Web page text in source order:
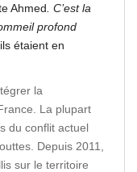
Ahmed . C’est la
profond
étaient en
la
La plupart
du conflit actuel
Depuis 2011,
sur le territoire